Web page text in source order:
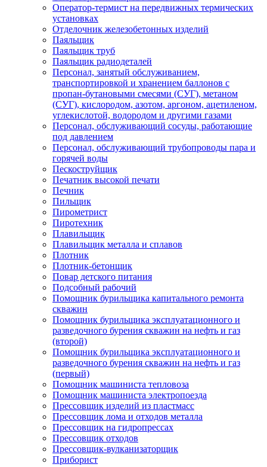
Оператор-термист на передвижных термических
установках
Отделочник железобетонных изделий
Паяльщик
Паяльщик труб
Паяльщик радиодеталей
Персонал, занятый обслуживанием,
транспортировкой и хранением баллонов с
пропан-бутановыми смесями (СУГ), метаном
(СУГ), кислородом, азотом, аргоном, ацетиленом,
углекислотой, водородом и другими газами
Персонал, обслуживающий сосуды, работающие
под давлением
Персонал, обслуживающий трубопроводы пара и
горячей воды
Пескоструйщик
Печатник высокой печати
Печник
Пильщик
Пирометрист
Пиротехник
Плавильщик
Плавильщик металла и сплавов
Плотник
Плотник-бетонщик
Повар детского питания
Подсобный рабочий
Помощник бурильщика капитального ремонта
скважин
Помощник бурильщика эксплуатационного и
разведочного бурения скважин на нефть и газ
(второй)
Помощник бурильщика эксплуатационного и
разведочного бурения скважин на нефть и газ
(первый)
Помощник машиниста тепловоза
Помощник машиниста электропоезда
Прессовщик изделий из пластмасс
Прессовщик лома и отходов металла
Прессовщик на гидропрессах
Прессовщик отходов
Прессовщик-вулканизаторщик
Приборист